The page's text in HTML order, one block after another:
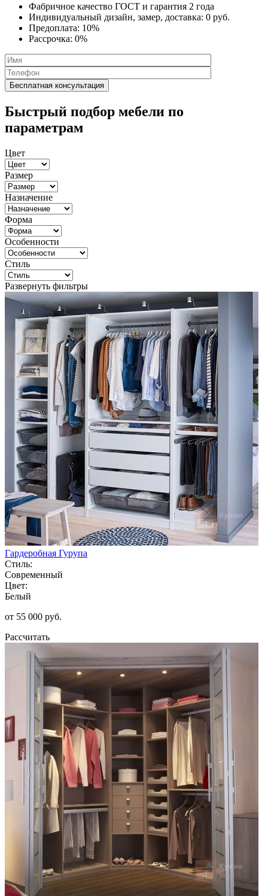
Фабричное качество ГОСТ и гарантия 2 года
Индивидуальный дизайн, замер, доставка: 0 руб.
Предоплата: 10%
Рассрочка: 0%
Быстрый подбор мебели по
параметрам
Цвет
Размер
Назначение
Форма
Особенности
Стиль
Развернуть фильтры
Гардеробная Гурупа
Стиль:
Современный
Цвет:
Белый
от 55 000 руб.
Рассчитать